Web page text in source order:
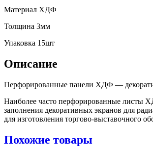
Материал ХДФ
Толщина 3мм
Упаковка 15шт
Описание
Перфорированные панели ХДФ —
Наиболее часто перфорированные листы
заполнения декоративных экранов для
для изготовления торгово-выставочного
Похожие товары